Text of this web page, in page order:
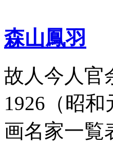
森山鳳羽
故人今人官
1926（昭
画名家一